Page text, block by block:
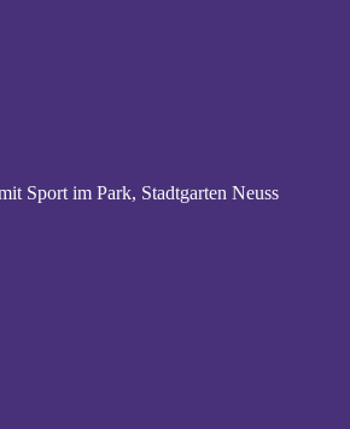
Sport im Park, Stadtgarten Neuss